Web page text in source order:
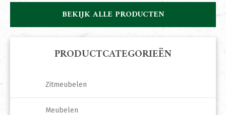
BEKIJK ALLE PRODUCTEN
PRODUCTCATEGORIEËN
Zitmeubelen
Meubelen